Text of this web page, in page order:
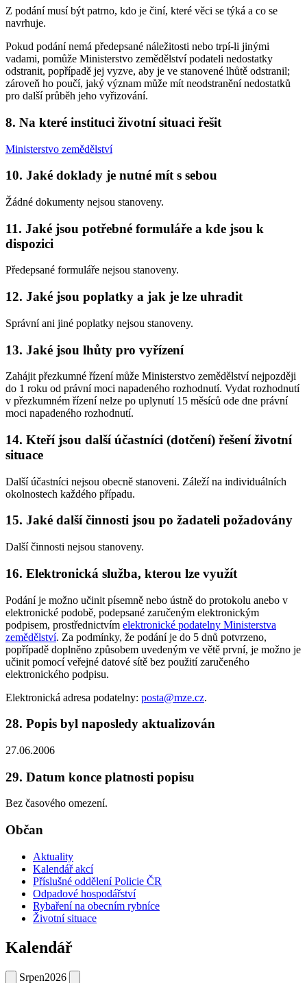
Z podání musí být patrno, kdo je činí, které věci se týká a co se
navrhuje.
Pokud podání nemá předepsané náležitosti nebo trpí-li jinými
vadami, pomůže Ministerstvo zemědělství podateli nedostatky
odstranit, popřípadě jej vyzve, aby je ve stanovené lhůtě odstranil;
zároveň ho poučí, jaký význam může mít neodstranění nedostatků
pro další průběh jeho vyřizování.
8. Na které instituci životní situaci řešit
Ministerstvo zemědělství
10. Jaké doklady je nutné mít s sebou
Žádné dokumenty nejsou stanoveny.
11. Jaké jsou potřebné formuláře a kde jsou k
dispozici
Předepsané formuláře nejsou stanoveny.
12. Jaké jsou poplatky a jak je lze uhradit
Správní ani jiné poplatky nejsou stanoveny.
13. Jaké jsou lhůty pro vyřízení
Zahájit přezkumné řízení může Ministerstvo zemědělství nejpozději
do 1 roku od právní moci napadeného rozhodnutí. Vydat rozhodnutí
v přezkumném řízení nelze po uplynutí 15 měsíců ode dne právní
moci napadeného rozhodnutí.
14. Kteří jsou další účastníci (dotčení) řešení životní
situace
Další účastníci nejsou obecně stanoveni. Záleží na individuálních
okolnostech každého případu.
15. Jaké další činnosti jsou po žadateli požadovány
Další činnosti nejsou stanoveny.
16. Elektronická služba, kterou lze využít
Podání je možno učinit písemně nebo ústně do protokolu anebo v
elektronické podobě, podepsané zaručeným elektronickým
podpisem, prostřednictvím elektronické podatelny Ministerstva
zemědělství. Za podmínky, že podání je do 5 dnů potvrzeno,
popřípadě doplněno způsobem uvedeným ve větě první, je možno je
učinit pomocí veřejné datové sítě bez použití zaručeného
elektronického podpisu.
Elektronická adresa podatelny: posta@mze.cz.
28. Popis byl naposledy aktualizován
27.06.2006
29. Datum konce platnosti popisu
Bez časového omezení.
Občan
Aktuality
Kalendář akcí
Příslušné oddělení Policie ČR
Odpadové hospodářství
Rybaření na obecním rybníce
Životní situace
Kalendář
Srpen2026